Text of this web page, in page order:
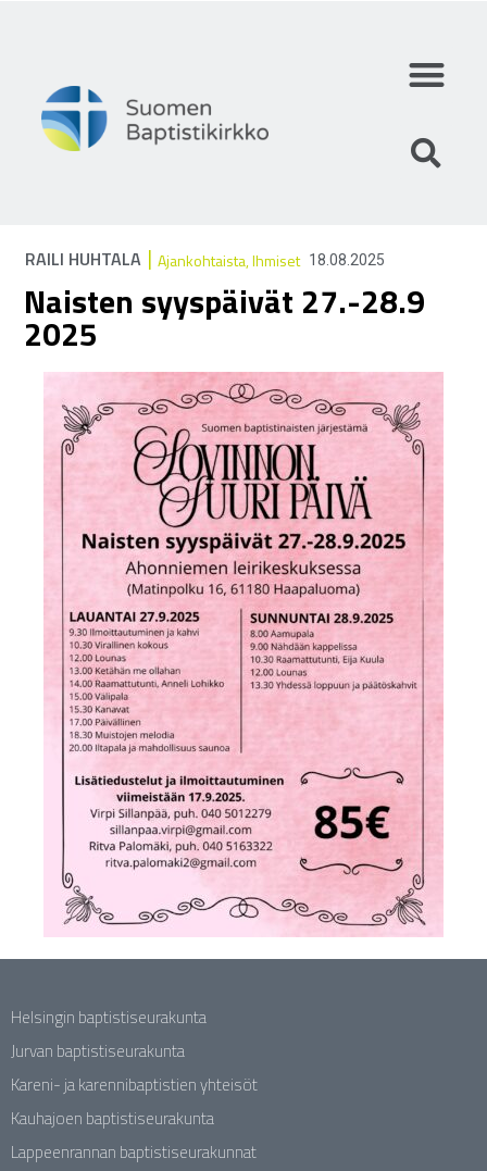
RAILI HUHTALA | Ajankohtaista,Ihmiset 18.08.2025
Naisten syyspäivät 27.-28.9
2025
Helsingin baptistiseurakunta
Jurvan baptistiseurakunta
Kareni- ja karennibaptistien yhteisöt
Kauhajoen baptistiseurakunta
Lappeenrannan baptistiseurakunnat